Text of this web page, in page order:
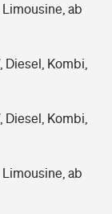
Limousine, ab
Diesel, Kombi,
Diesel, Kombi,
Limousine, ab